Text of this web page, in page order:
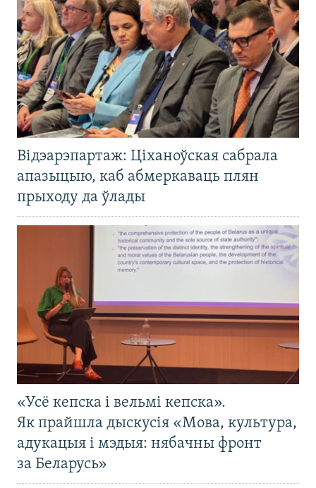
Відэарэпартаж: Ціханоўская сабрала
апазыцыю, каб абмеркаваць плян
прыходу да ўлады
«Усё кепска і вельмі кепска».
Як прайшла дыскусія «Мова, культура,
адукацыя і мэдыя: нябачны фронт
за Беларусь»